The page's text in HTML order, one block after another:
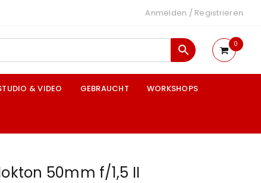
Anmelden / Registrieren
0
& VIDEO GEBRAUCHT WORKSHOPS
50mm f/1,5 II